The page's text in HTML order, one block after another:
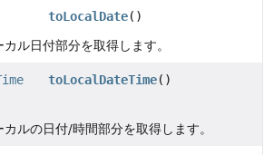
toLocalDate()
ル日付部分を取得します。
toLocalDateTime()
ルの日付/時間部分を取得します。